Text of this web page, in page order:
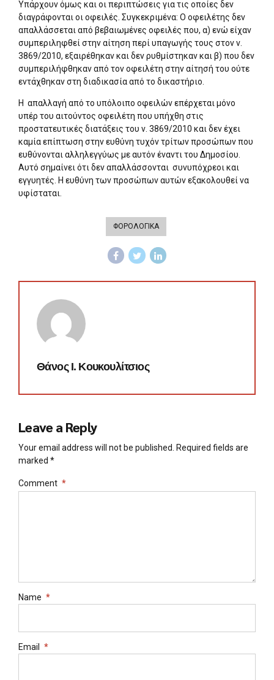
Υπάρχουν όμως και οι περιπτώσεις για τις οποίες δεν
διαγράφονται οι οφειλές. Συγκεκριμένα: Ο οφειλέτης δεν
απαλλάσσεται από βεβαιωμένες οφειλές που, α) ενώ είχαν
συμπεριληφθεί στην αίτηση περί υπαγωγής τους στον ν.
3869/2010, εξαιρέθηκαν και δεν ρυθμίστηκαν και β) που δεν
συμπεριλήφθηκαν από τον οφειλέτη στην αίτησή του ούτε
εντάχθηκαν στη διαδικασία από το δικαστήριο.
Η απαλλαγή από το υπόλοιπο οφειλών επέρχεται μόνο
υπέρ του αιτούντος οφειλέτη που υπήχθη στις
προστατευτικές διατάξεις του ν. 3869/2010 και δεν έχει
καμία επίπτωση στην ευθύνη τυχόν τρίτων προσώπων που
ευθύνονται αλληλεγγύως με αυτόν έναντι του Δημοσίου.
Αυτό σημαίνει ότι δεν απαλλάσσονται συνυπόχρεοι και
εγγυητές. Η ευθύνη των προσώπων αυτών εξακολουθεί να
υφίσταται.
ΦΟΡΟΛΟΓΙΚΑ
Θάνος Ι. Κουκουλίτσιος
Leave a Reply
Your email address will not be published. Required fields are
marked *
Comment *
Name *
Email *